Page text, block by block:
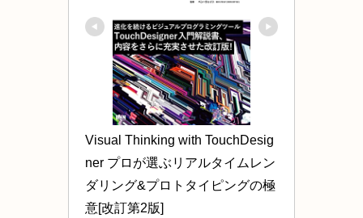
Visual Thinking with TouchDesig
ner プロが選ぶリアルタイムレン
ダリング&プロトタイピングの極
意[改訂第2版]